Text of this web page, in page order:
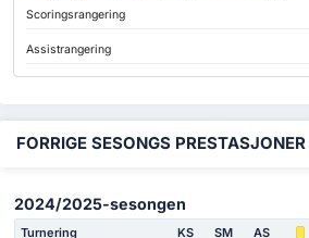
Scoringsrangering
Assistrangering
FORRIGE SESONGS PRESTASJONER
2024/2025-sesongen
Turnering KS SM AS